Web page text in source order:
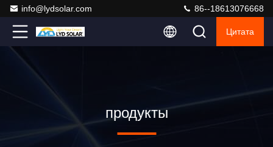
info@lydsolar.com 86--18613076668
Цитата
продукты